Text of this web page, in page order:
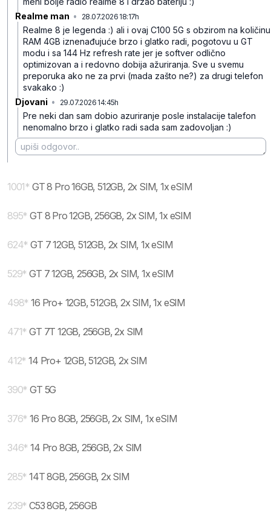
Realme man • 28.07.2026 18:17h
Realme 8 je legenda :) ali i ovaj C100 5G s obzirom na količinu
RAM 4GB iznenađujuće brzo i glatko radi, pogotovu u GT
modu i sa 144 Hz refresh rate jer je softver odlično
optimizovan a i redovno dobija ažuriranja. Sve u svemu
preporuka ako ne za prvi (mada zašto ne?) za drugi telefon
svakako :)
Djovani • 29.07.2026 14:45h
Pre neki dan sam dobio azuriranje posle instalacije talefon
nenomalno brzo i glatko radi sada sam zadovoljan :)
1001* GT 8 Pro 16GB, 512GB, 2x SIM, 1x eSIM
895* GT 8 Pro 12GB, 256GB, 2x SIM, 1x eSIM
624* GT 7 12GB, 512GB, 2x SIM, 1x eSIM
529* GT 7 12GB, 256GB, 2x SIM, 1x eSIM
498* 16 Pro+ 12GB, 512GB, 2x SIM, 1x eSIM
471* GT 7T 12GB, 256GB, 2x SIM
412* 14 Pro+ 12GB, 512GB, 2x SIM
390* GT 5G
376* 16 Pro 8GB, 256GB, 2x SIM, 1x eSIM
346* 14 Pro 8GB, 256GB, 2x SIM
285* 14T 8GB, 256GB, 2x SIM
239* C53 8GB, 256GB